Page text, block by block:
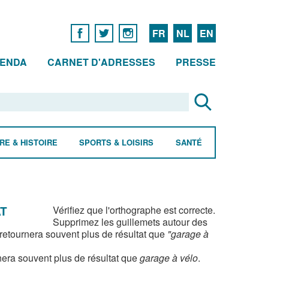
FR NL EN
CARNET D'ADRESSES PRESSE
& HISTOIRE SPORTS & LOISIRS SANTÉ
Vérifiez que l'orthographe est correcte.
Supprimez les guillemets autour des
souvent plus de résultat que "garage à
souvent plus de résultat quegarage à vélo.